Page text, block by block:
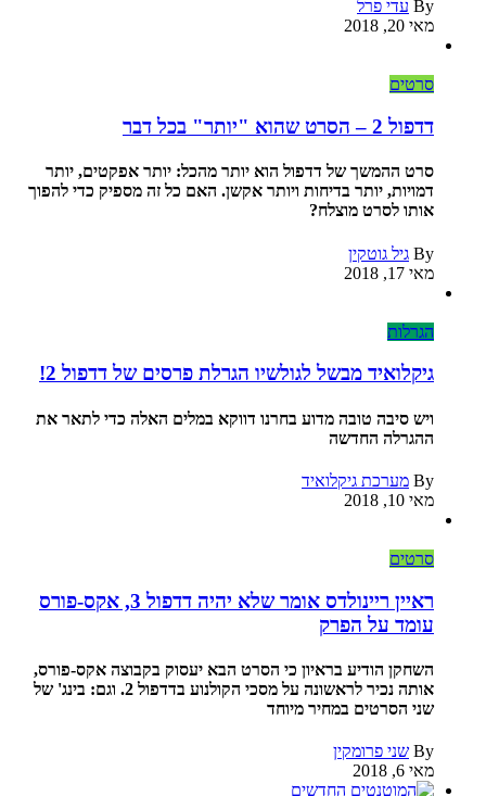
By עדי פרל
מאי 20, 2018
סרטים
דדפול 2 – הסרט שהוא "יותר" בכל דבר
סרט ההמשך של דדפול הוא יותר מהכל: יותר אפקטים, יותר
דמויות, יותר בדיחות ויותר אקשן. האם כל זה מספיק כדי להפוך
אותו לסרט מוצלח?
By גיל גוטקין
מאי 17, 2018
הגרלות
גיקלואיד מבשל לגולשיו הגרלת פרסים של דדפול 2!
ויש סיבה טובה מדוע בחרנו דווקא במלים האלה כדי לתאר את
ההגרלה החדשה
By מערכת גיקלואיד
מאי 10, 2018
סרטים
ראיין ריינולדס אומר שלא יהיה דדפול 3, אקס-פורס
עומד על הפרק
השחקן הודיע בראיון כי הסרט הבא יעסוק בקבוצה אקס-פורס,
אותה נכיר לראשונה על מסכי הקולנוע בדדפול 2. וגם: בינג' של
שני הסרטים במחיר מיוחד
By שני פרומקין
מאי 6, 2018